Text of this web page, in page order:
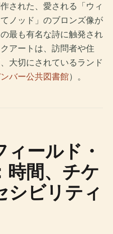
された、愛される「ウィ
ノッド」のブロンズ像が
最も有名な詩に触発され
アートは、訪問者や住
大切にされているランド
バー公共図書館）。
ールド・
時間、チケ
シビリティ